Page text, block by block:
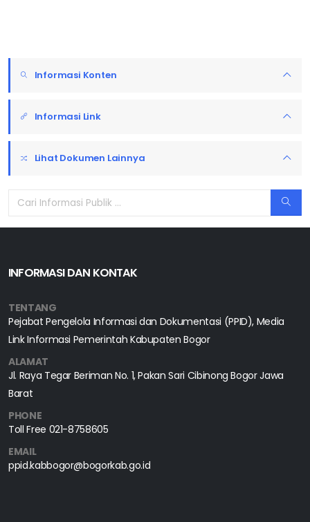
Informasi Konten
Informasi Link
Lihat Dokumen Lainnya
INFORMASI DAN KONTAK
TENTANG
Pejabat Pengelola Informasi dan Dokumentasi (PPID), Media
Link Informasi Pemerintah Kabupaten Bogor
ALAMAT
Jl. Raya Tegar Beriman No. 1, Pakan Sari Cibinong Bogor Jawa
Barat
PHONE
Toll Free 021-8758605
EMAIL
ppid.kabbogor@bogorkab.go.id